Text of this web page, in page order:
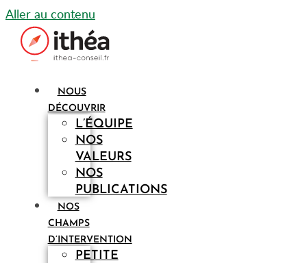
Aller au contenu
NOUS
DÉCOUVRIR
L’ÉQUIPE
NOS
VALEURS
NOS
PUBLICATIONS
NOS
CHAMPS
D’INTERVENTION
PETITE